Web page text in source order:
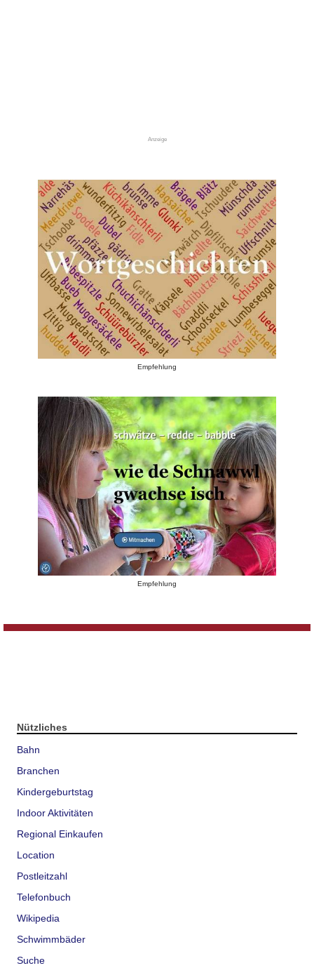
Anzeige
Empfehlung
Empfehlung
Nützliches
Bahn
Branchen
Kindergeburtstag
Indoor Aktivitäten
Regional Einkaufen
Location
Postleitzahl
Telefonbuch
Wikipedia
Schwimmbäder
Suche